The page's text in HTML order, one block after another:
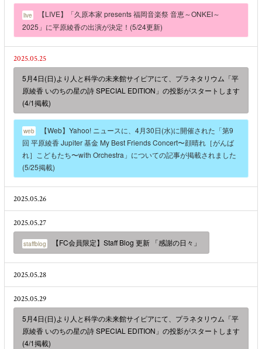
live
【LIVE】「久原本家 presents 福岡音楽祭 音恵～ONKEI～
2025」に平原綾香の出演が決定！(5/24更新)
2025.05.25
5月4日(日)より人と科学の未来館サイピアにて、プラネタリウム「平
原綾香 いのちの星の詩 SPECIAL EDITION」の投影がスタートします
(4/1掲載)
web
【Web】Yahoo! ニュースに、4月30日(水)に開催された「第9
回 平原綾香 Jupiter 基金 My Best Friends Concert〜顔晴れ［がんば
れ］こどもたち〜with Orchestra」についての記事が掲載されました
(5/25掲載)
2025.05.26
2025.05.27
staffblog 【FC会員限定】Staff Blog 更新 「感謝の日々」
2025.05.28
2025.05.29
5月4日(日)より人と科学の未来館サイピアにて、プラネタリウム「平
原綾香 いのちの星の詩 SPECIAL EDITION」の投影がスタートします
(4/1掲載)